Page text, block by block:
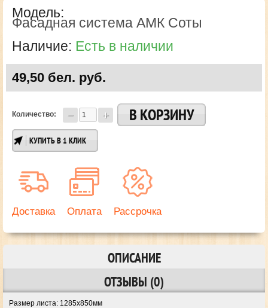
Модель:
Фасадная система АМК Соты
Наличие: Есть в наличии
49,50 бел. руб.
Количество:
КУПИТЬ В 1 КЛИК
Доставка Оплата Рассрочка
ОПИСАНИЕ
ОТЗЫВЫ (0)
Размер листа: 1285х850мм